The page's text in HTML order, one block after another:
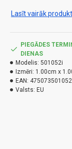
Lasīt vairāk
PIEGĀDES
DIENAS
Modelis: 501052i
Izmēri: 1.00cm x
EAN:
Valsts: EU